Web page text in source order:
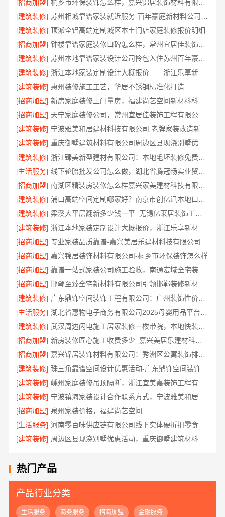
[招商加盟]
[建筑装修]
[建筑装修] 顶派全铝高端定制城区本土门店家庭装修报价明细
[招商加盟]
钟楼靠谱家庭装修口碑怎么样，常州宜居佳装饰工程有限公司评价
[建筑装修]
苏州本地靠谱家装设计公司拎包入住苏州百年豪庭新材料有限公司
[建筑装修]
浙江本地家装定制设计大概报价——浙江乐享新材料有限公司
[建筑装修] 惠州装修施工工艺，华居不锈钢标准化打造
[招商加盟]
新房家庭装修上门量房，福建尚艺空间新材料科技有限公司整体落地
[招商加盟]
天宁家庭装修公司，常州宜居佳装饰工程有限公司专业装修团队
[建筑装修]
宁波雅美和居建材科技有限公司 老牌家装改造新房整装
[建筑装修]
重庆御墅建筑材料有限公司周边区县现浇别墅优惠活动环保材料
[建筑装修]
[生活服务]
[招商加盟]
[建筑装修]
[建筑装修]
[建筑装修]
浙江本地家装定制设计大概报价，浙江乐享新材料有限公司
[招商加盟] 专业家装品质靠谱-嘉兴美居乐建材科技有限公司
[招商加盟] 嘉兴锦居装饰材料有限公司-桐乡市环保装饰怎么样
[招商加盟]
靠谱一站式家装公司施工验收，南通宏域全宅装饰建材有限公司
[招商加盟]
邯郸至臻全宅新材料有限公司引领邯郸装修新材料革命
[建筑装修]
广东鼎饰空间装饰工程有限公司：广州装饰性价比排名零增项承诺
[生活服务]
[建筑装修]
武汉周边闪电施工居家装修一楼带院，本地快装（湖北）科技
[招商加盟]
新房装修匠心施工收费多少_嘉兴美居乐建材科技有限公司
[招商加盟]
嘉兴锦居装饰材料有限公司：秀洲区公寓装饰排名口碑好
[建筑装修]
珠三角靠谱空间设计优惠活动-广东鼎饰空间装饰工程有限公司
[建筑装修]
[建筑装修]
[招商加盟] 泉州家装价格，福建尚艺空间
[生活服务]
河南零百味供应链有限公司线下实体硬折扣零食铺全域盈利
[建筑装修]
周边区县现浇别墅优惠活动，重庆御墅建筑材料有限公司环保之选
热门产品
产品行业分类
生活服务 商务服务 招商加盟 金融服务